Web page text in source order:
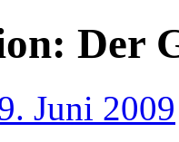
Der
Juni 2009